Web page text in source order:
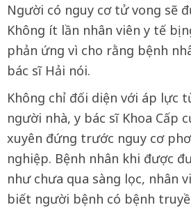
Người có nguy cơ tử vong sẽ
Không ít lần nhân viên y tế bị
phản ứng vì cho rằng bệnh
bác sĩ Hải nói.
Không chỉ đối diện với áp lực
người nhà, y bác sĩ Khoa Cấp
xuyên đứng trước nguy cơ
nghiệp. Bệnh nhân khi được
như chưa qua sàng lọc, nhân
biết người bệnh có bệnh